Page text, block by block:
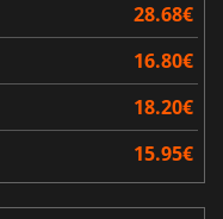
28.68€
16.80€
18.20€
15.95€